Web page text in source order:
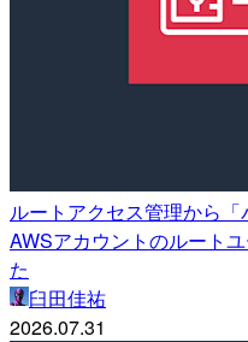
ルートアクセス管理から
AWSアカウントのルート
た
臼田佳祐
2026.07.31